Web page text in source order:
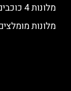
מלונות 4 כוכבים בברצלונה
מלונות